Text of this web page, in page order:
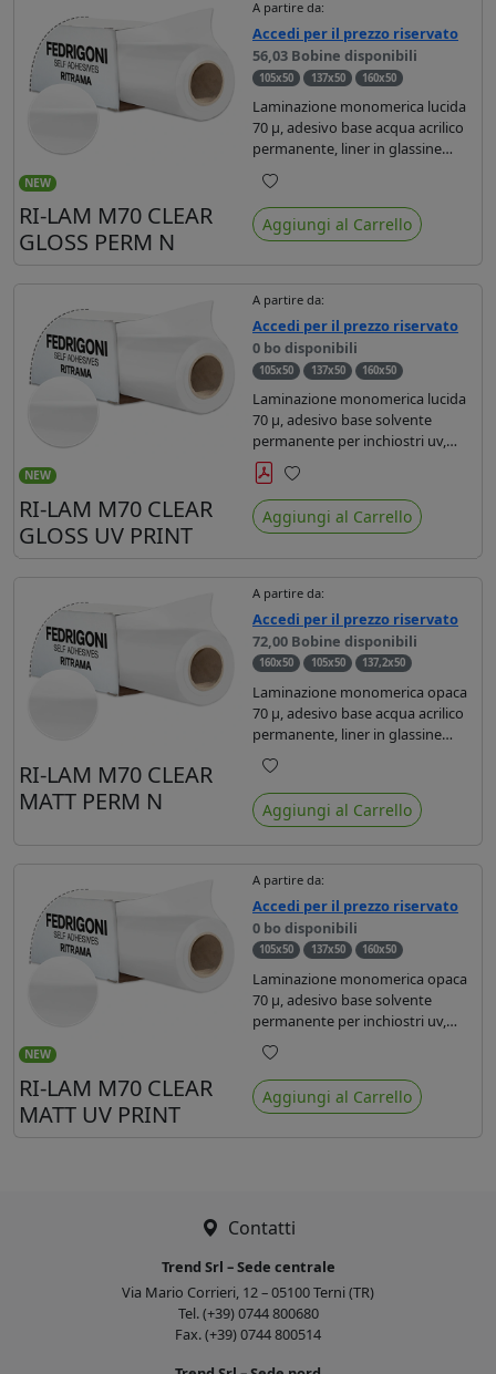
NEW
RI-LAM M70 CLEAR
GLOSS PERM N
A partire da:
Accedi per il prezzo riservato
56,03 Bobine disponibili
105x50 137x50 160x50
Laminazione monomerica lucida
70 µ, adesivo base acqua acrilico
permanente, liner in glassine
monosiliconata bianca 62gr.
Dotata di filtro uv, offre una
protezione brillante di durata
media (3 anni in zona 1).
Preferiti
Aggiungi al Carrello
NEW
RI-LAM M70 CLEAR
GLOSS UV PRINT
A partire da:
Accedi per il prezzo riservato
0 bo disponibili
105x50 137x50 160x50
Laminazione monomerica lucida
70 µ, adesivo base solvente
permanente per inchiostri uv,
liner in glassine monosiliconata
bianca 62gr. Dotata di filtro uv,
offre una protezione brillante di
durata media (3 anni in zona 1).
Preferiti
Aggiungi al Carrello
RI-LAM M70 CLEAR
MATT PERM N
A partire da:
Accedi per il prezzo riservato
72,00 Bobine disponibili
160x50 105x50 137,2x50
Laminazione monomerica opaca
70 µ, adesivo base acqua acrilico
permanente, liner in glassine
monosiliconata bianca 62gr.
Dotata di filtro uv, offre una
protezione brillante di durata
media (3 anni in zona 1).
Preferiti
Aggiungi al Carrello
NEW
RI-LAM M70 CLEAR
MATT UV PRINT
A partire da:
Accedi per il prezzo riservato
0 bo disponibili
105x50 137x50 160x50
Laminazione monomerica opaca
70 µ, adesivo base solvente
permanente per inchiostri uv,
liner in glassine monosiliconata
bianca 62gr. Dotata di filtro uv,
offre una protezione brillante di
durata media (3 anni in zona 1).
Preferiti
Aggiungi al Carrello
Contatti
Trend Srl – Sede centrale
Via Mario Corrieri, 12 – 05100 Terni (TR)
Tel. (+39) 0744 800680
Fax. (+39) 0744 800514